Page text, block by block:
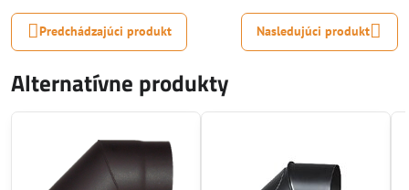
Predchádzajúci produkt Nasledujúci produkt
Alternatívne produkty